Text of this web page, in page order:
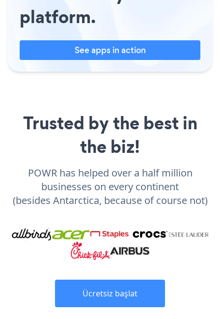
platform.
See apps in action
Trusted by the best in
the biz!
POWR has helped over a half million
businesses on every continent
(besides Antarctica, because of course not)
Ücretsiz başlat